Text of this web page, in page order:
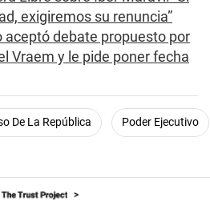
exigiremos su renuncia”
aceptó debate propuesto por
Vraem y le pide poner fecha
De La República Poder Ejecutivo